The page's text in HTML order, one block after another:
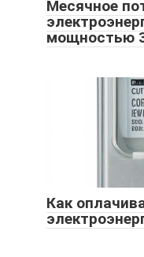
Месячное
мощностью
Как